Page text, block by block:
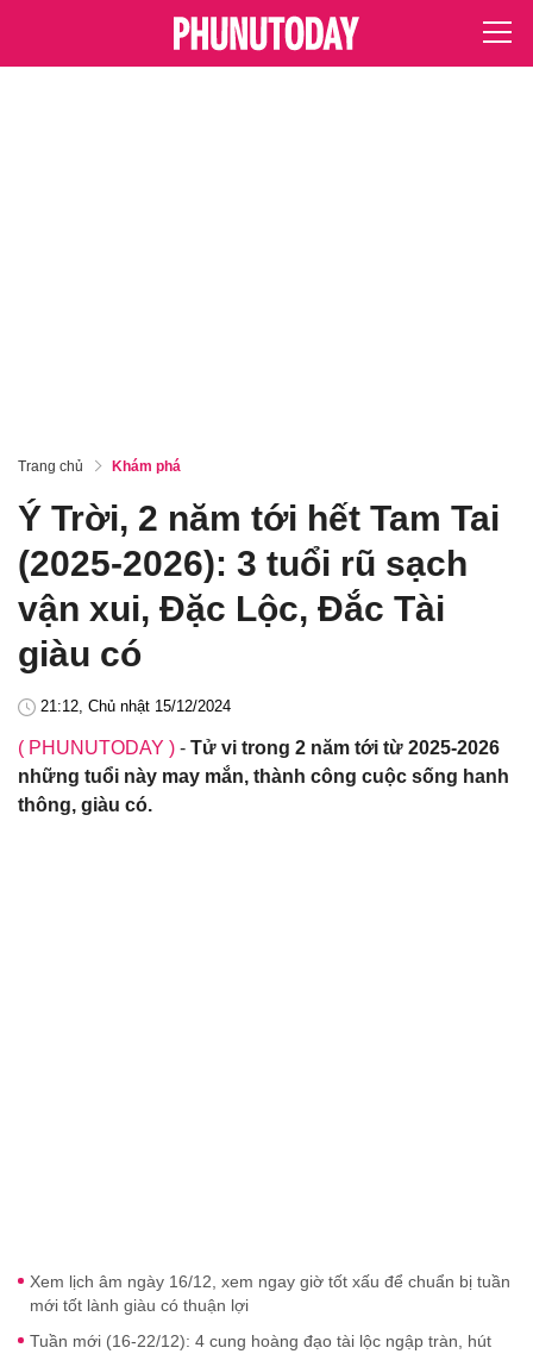
Trang chủ Khám phá
Ý Trời, 2 năm tới hết Tam Tai
(2025-2026): 3 tuổi rũ sạch
vận xui, Đặc Lộc, Đắc Tài
giàu có
21:12, Chủ nhật 15/12/2024
( PHUNUTODAY ) - Tử vi trong 2 năm tới từ 2025-2026
những tuổi này may mắn, thành công cuộc sống hanh
thông, giàu có.
Xem lịch âm ngày 16/12, xem ngay giờ tốt xấu để chuẩn bị tuần
mới tốt lành giàu có thuận lợi
Tuần mới (16-22/12): 4 cung hoàng đạo tài lộc ngập tràn, hút